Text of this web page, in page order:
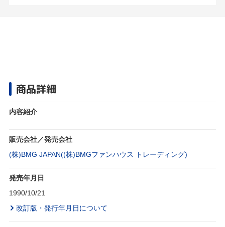
商品詳細
内容紹介
販売会社／発売会社
(株)BMG JAPAN((株)BMGファンハウス トレーディング)
発売年月日
1990/10/21
改訂版・発行年月日について